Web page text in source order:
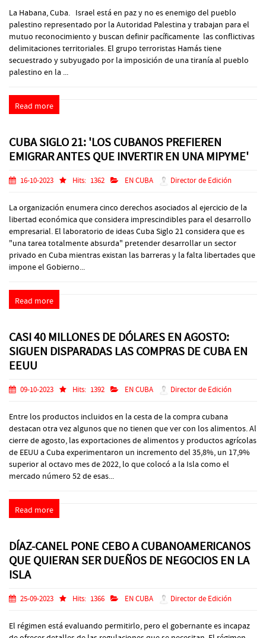
La Habana, Cuba. Israel está en paz y no es enemigo del pueblo
palestino representado por la Autoridad Palestina y trabajan para el
mutuo reconocimiento y buscan definir pacíficamente las conflictivas
delimitaciones territoriales. El grupo terroristas Hamás tiene
secuestrado y subyugado por la imposición de una tiranía al pueblo
palestino en la ...
Read more
CUBA SIGLO 21: 'LOS CUBANOS PREFIEREN
EMIGRAR ANTES QUE INVERTIR EN UNA MIPYME'
16-10-2023 Hits: 1362 EN CUBA Director de Edición
La organización enumera cinco derechos asociados al ejercicio de la
libertad económica que considera imprescindibles para el desarrollo
empresarial. El laboratorio de ideas Cuba Siglo 21 considera que es
"una tarea totalmente absurda" pretender desarrollar un sector
privado en Cuba mientras existan las barreras y la falta libertades que
impone el Gobierno...
Read more
CASI 40 MILLONES DE DÓLARES EN AGOSTO:
SIGUEN DISPARADAS LAS COMPRAS DE CUBA EN
EEUU
09-10-2023 Hits: 1392 EN CUBA Director de Edición
Entre los productos incluidos en la cesta de la compra cubana
destacan otra vez algunos que no tienen que ver con los alimentos. Al
cierre de agosto, las exportaciones de alimentos y productos agrícolas
de EEUU a Cuba experimentaron un incremento del 35,8%, un 17,9%
superior al octavo mes de 2022, lo que colocó a la Isla como el
mercado número 52 de esas...
Read more
DÍAZ-CANEL PONE CEBO A CUBANOAMERICANOS
QUE QUIERAN SER DUEÑOS DE NEGOCIOS EN LA
ISLA
25-09-2023 Hits: 1366 EN CUBA Director de Edición
El régimen está evaluando permitirlo, pero el gobernante es incapaz